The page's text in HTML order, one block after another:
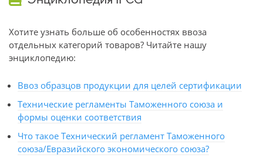
Хотите узнать больше об особенностях ввоза
отдельных категорий товаров? Читайте нашу
энциклопедию:
Ввоз образцов продукции для целей сертификации
Технические регламенты Таможенного союза и
формы оценки соответствия
Что такое Технический регламент Таможенного
союза/Евразийского экономического союза?